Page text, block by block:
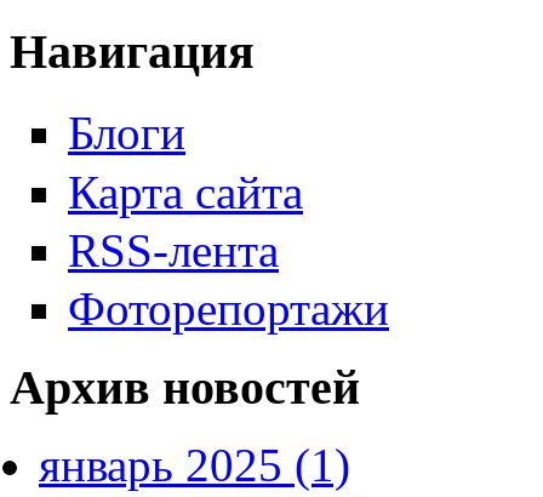
Навигация
Блоги
Карта сайта
RSS-лента
Фоторепортажи
Архив новостей
январь 2025 (1)